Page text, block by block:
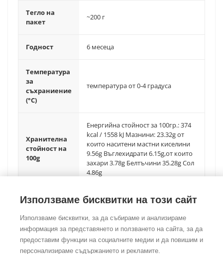
Тегло на
пакет
~200 г
Годност 6 месеца
Температура
за
съхраниение
(°C)
температура от 0-4 градуса
Хранителна
стойност на
100g
Енергийна стойност за 100гр.: 374
kcal / 1558 kJ Мазнини: 23.32g от
които наситени мастни киселини
9.56g Въглехидрати 6.15g,от които
захари 3.78g Белтъчини 35.28g Сол
4.86g
©Copyright2026Foodtradehub.comВсички права запазени
Използваме бисквитки на този сайт
Използваме бисквитки, за да събираме и анализираме
информация за представянето и ползването на сайта, за да
предоставим функции на социалните медии и да повишим и
персонализираме съдържанието и рекламите.